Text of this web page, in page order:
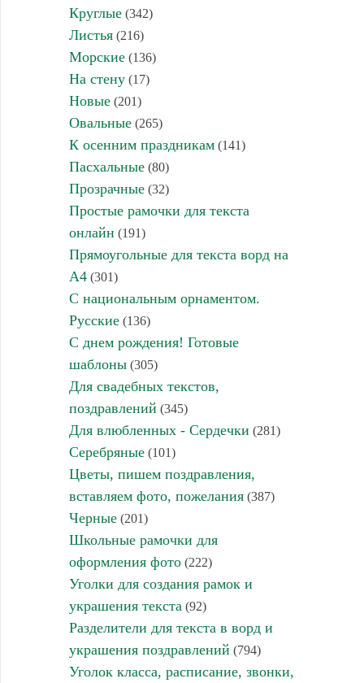
Круглые(342)
Листья(216)
Морские(136)
На стену(17)
Новые(201)
Овальные(265)
К осенним праздникам(141)
Пасхальные(80)
Прозрачные(32)
Простые рамочки для текста
онлайн (191)
Прямоугольные для текста ворд на
А4(301)
С национальным орнаментом.
Русские(136)
С днем рождения! Готовые
шаблоны(305)
Для свадебных текстов,
поздравлений (345)
Для влюбленных - Сердечки (281)
Серебряные(101)
Цветы, пишем поздравления,
вставляем фото, пожелания(387)
Черные(201)
Школьные рамочки для
оформления фото(222)
Уголки для создания рамок и
украшения текста (92)
Разделители для текста в ворд и
украшения поздравлений (794)
Уголок класса, расписание, звонки,